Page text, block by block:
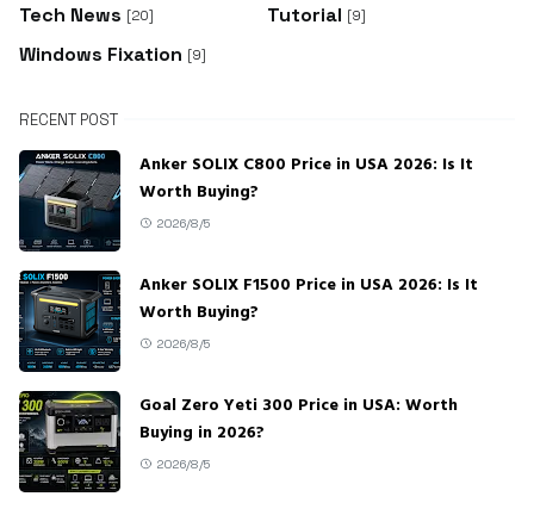
Tech News [20] Tutorial [9]
Windows Fixation [9]
RECENT POST
Anker SOLIX C800 Price in USA 2026: Is It
Worth Buying?
2026/8/5
Anker SOLIX F1500 Price in USA 2026: Is It
Worth Buying?
2026/8/5
Goal Zero Yeti 300 Price in USA: Worth
Buying in 2026?
2026/8/5